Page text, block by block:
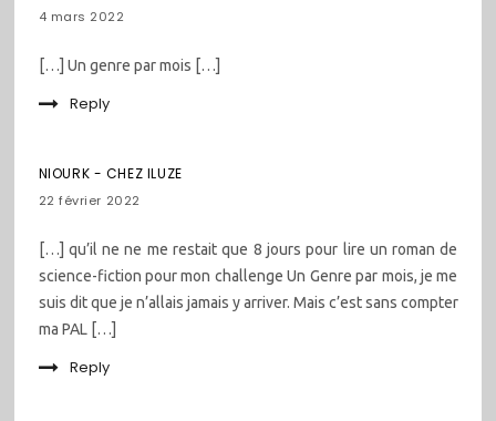
4 mars 2022
[…] Un genre par mois […]
Reply
NIOURK - CHEZ ILUZE
22 février 2022
[…] qu’il ne ne me restait que 8 jours pour lire un roman de
science-fiction pour mon challenge Un Genre par mois, je me
suis dit que je n’allais jamais y arriver. Mais c’est sans compter
ma PAL […]
Reply